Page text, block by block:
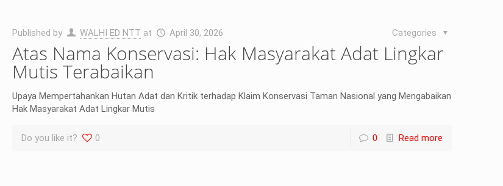
Published by WALHI ED NTT at April 30, 2026 Categories
Atas Nama Konservasi: Hak Masyarakat Adat Lingkar
Mutis Terabaikan
Upaya Mempertahankan Hutan Adat dan Kritik terhadap Klaim Konservasi Taman Nasional yang Mengabaikan
Hak Masyarakat Adat Lingkar Mutis
Do you like it? 0 0 Read more